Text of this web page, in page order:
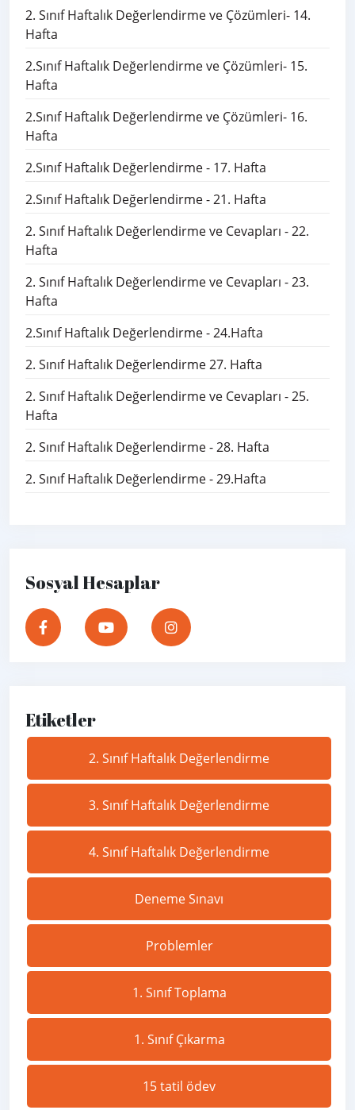
2. Sınıf Haftalık Değerlendirme ve Çözümleri- 14.
Hafta
2.Sınıf Haftalık Değerlendirme ve Çözümleri- 15.
Hafta
2.Sınıf Haftalık Değerlendirme ve Çözümleri- 16.
Hafta
2.Sınıf Haftalık Değerlendirme - 17. Hafta
2.Sınıf Haftalık Değerlendirme - 21. Hafta
2. Sınıf Haftalık Değerlendirme ve Cevapları - 22.
Hafta
2. Sınıf Haftalık Değerlendirme ve Cevapları - 23.
Hafta
2.Sınıf Haftalık Değerlendirme - 24.Hafta
2. Sınıf Haftalık Değerlendirme 27. Hafta
2. Sınıf Haftalık Değerlendirme ve Cevapları - 25.
Hafta
2. Sınıf Haftalık Değerlendirme - 28. Hafta
2. Sınıf Haftalık Değerlendirme - 29.Hafta
Sosyal Hesaplar
Etiketler
2. Sınıf Haftalık Değerlendirme
3. Sınıf Haftalık Değerlendirme
4. Sınıf Haftalık Değerlendirme
Deneme Sınavı
Problemler
1. Sınıf Toplama
1. Sınıf Çıkarma
15 tatil ödev